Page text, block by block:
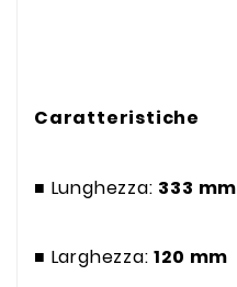
Caratteristiche
■ Lunghezza: 333 mm
■ Larghezza:120 mm